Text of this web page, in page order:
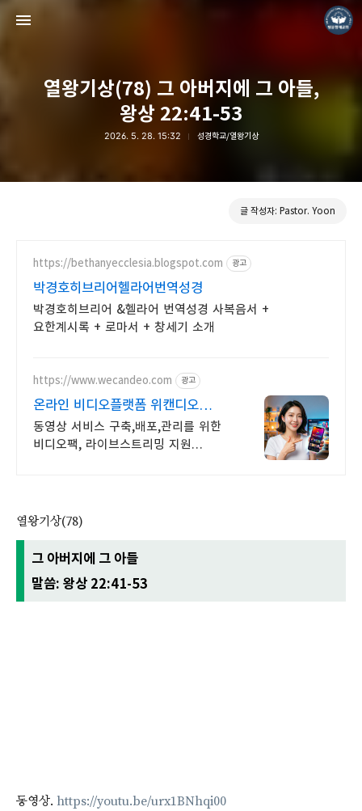
열왕기상(78) 그 아버지에 그 아들,
왕상 22:41-53
2026. 5. 28. 15:32 성경학교/열왕기상
글 작성자: Pastor. Yoon
https://bethanyecclesia.blogspot.com 광고
박경호히브리어헬라어번역성경
박경호히브리어 &헬라어 번역성경 사복음서 +
요한계시록 + 로마서 + 창세기 소개
https://www.wecandeo.com 광고
온라인 비디오플랫폼 위캔디오
무료플랜으로 시작하세요!
동영상 서비스 구축,배포,관리를 위한
비디오팩, 라이브스트리밍 지원
열왕기상(78)
그 아버지에 그 아들
말씀: 왕상 22:41-53
동영상. https://youtu.be/urx1BNhqi00
❏말씀침례교회 ❏AV1611.net ❏Peter Yoon